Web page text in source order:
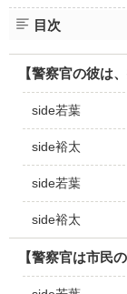
目次
【警察官の彼は
side若葉
side裕太
side若葉
side裕太
【警察官は市民